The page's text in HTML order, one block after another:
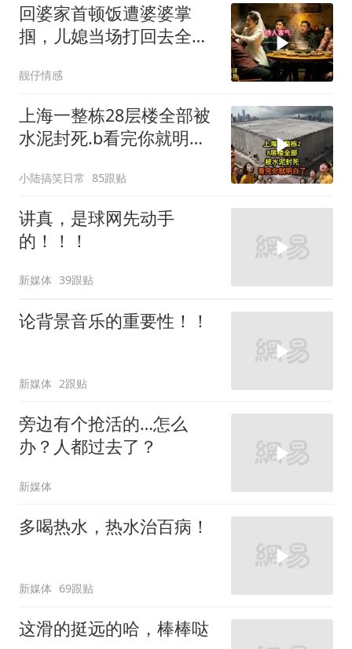
回婆家首顿饭遭婆婆掌
掴，儿媳当场打回去全家
靓仔情感
上海一整栋28层楼全部被
水泥封死.b看完你就明白
小陆搞笑日常 85跟贴
讲真，是球网先动手
的！！！
新媒体 39跟贴
论背景音乐的重要性！！
新媒体 2跟贴
旁边有个抢活的…怎么
办？人都过去了？
新媒体
多喝热水，热水治百病！
新媒体 69跟贴
这滑的挺远的哈，棒棒哒